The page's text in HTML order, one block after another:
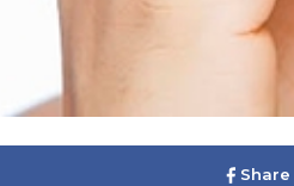
Share